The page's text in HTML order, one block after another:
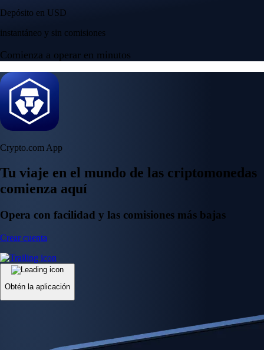
Depósito en USD
instantáneo y sin comisiones
Comienza a operar en minutos
Crypto.com App
Tu viaje en el mundo de las criptomonedas
comienza aquí
Opera con facilidad y las comisiones más bajas
Crear cuenta
Obtén la aplicación